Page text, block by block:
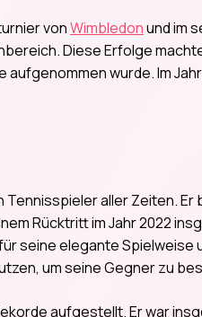
vonWimbledonund im
Diese Erfolge
aufgenommen wurde. Im
aller Zeiten.
Rücktritt im Jahr 2022
seine elegante Spielweise
um seine Gegner zu
aufgestellt. Er war